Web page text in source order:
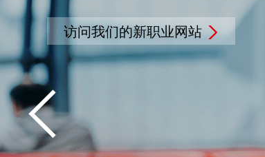
访问我们的新职业网站